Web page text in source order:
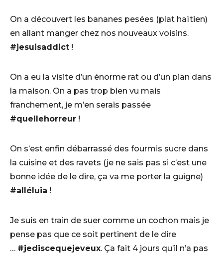
On a découvert les bananes pesées (plat haïtien)
en allant manger chez nos nouveaux voisins.
#jesuisaddict !
On a eu la visite d’un énorme rat ou d’un pian dans
la maison. On a pas trop bien vu mais
franchement, je m’en serais passée
#quellehorreur !
On s’est enfin débarrassé des fourmis sucre dans
la cuisine et des ravets (je ne sais pas si c’est une
bonne idée de le dire, ça va me porter la guigne)
#alléluia !
Je suis en train de suer comme un cochon mais je
pense pas que ce soit pertinent de le dire
… #jediscequejeveux. Ça fait 4 jours qu’il n’a pas